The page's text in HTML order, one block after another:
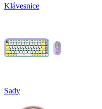
Klávesnice
Sady